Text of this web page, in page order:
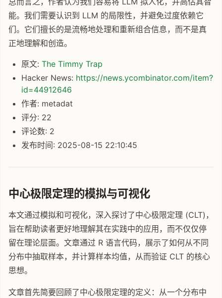
能。我们需要认识到 LLM 的局限性，并避免过度依赖它
们。它们擅长的是流畅地处理和重新组合信息，而不是真
正地理解和创造。
原文: The Timmy Trap
Hacker News: https://news.ycombinator.com/item?
id=44912646
作者: metadat
评分: 22
评论数: 2
发布时间: 2025-08-15 22:10:45
中心极限定理的模拟与可视化
本文通过模拟和可视化，深入探讨了中心极限定理 (CLT)，
旨在帮助读者更好地理解其在实践中的应用，而不仅仅停
留在理论层面。文章通过 R 语言代码，展示了如何从不同
分布中抽取样本，并计算样本均值，从而验证 CLT 的核心
思想。
文章首先简要回顾了中心极限定理的定义：从一个分布中